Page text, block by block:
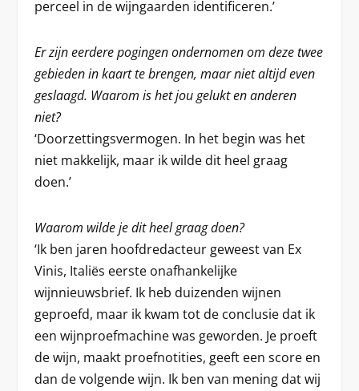
perceel in de wijngaarden identificeren.’
Er zijn eerdere pogingen ondernomen om deze twee
gebieden in kaart te brengen, maar niet altijd even
geslaagd. Waarom is het jou gelukt en anderen
niet?
‘Doorzettingsvermogen. In het begin was het
niet makkelijk, maar ik wilde dit heel graag
doen.’
Waarom wilde je dit heel graag doen?
‘Ik ben jaren hoofdredacteur geweest van Ex
Vinis, Italiës eerste onafhankelijke
wijnnieuwsbrief. Ik heb duizenden wijnen
geproefd, maar ik kwam tot de conclusie dat ik
een wijnproefmachine was geworden. Je proeft
de wijn, maakt proefnotities, geeft een score en
dan de volgende wijn. Ik ben van mening dat wij